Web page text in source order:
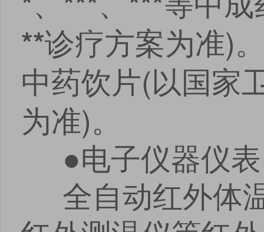
**诊疗方案为准)
中药饮片(以国家
为准)。
●电子仪器仪表
全自动红外体